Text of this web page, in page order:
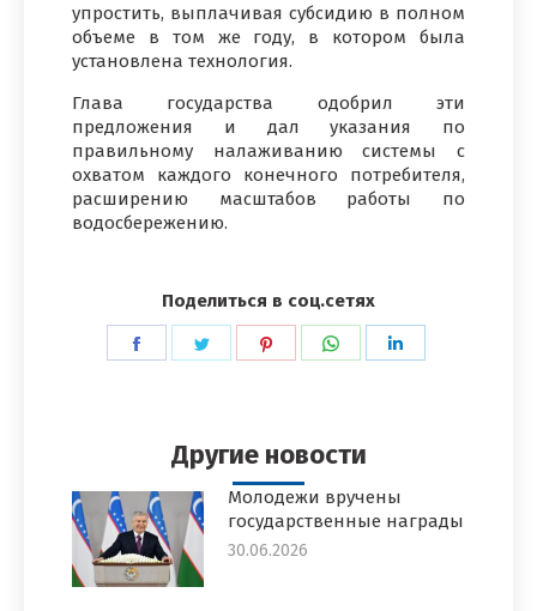
упростить, выплачивая субсидию в полном
объеме в том же году, в котором была
установлена технология.
Глава государства одобрил эти
предложения и дал указания по
правильному налаживанию системы с
охватом каждого конечного потребителя,
расширению масштабов работы по
водосбережению.
Поделиться в соц.сетях
ПоделитьсяПоделитьсяПоделитьсяПоделиться
Другие новости
Молодежи вручены
государственные награды
30.06.2026